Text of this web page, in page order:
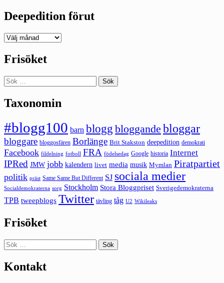
Deepedition förut
Deepedition
Frisöket
Sök
efter:
Taxonomin
#blogg100 barn blogg bloggande bloggar
bloggare bloggosfären Borlänge Brit Stakston deepedition demokrati
Facebook fildelning fotboll FRA födelsedag Google historia Internet
IPRed JMW jobb kalendern livet media musik Mymlan Piratpartiet
politik präst Same Same But Different SJ sociala medier
Socialdemokraterna sorg Stockholm Stora Bloggpriset Sverigedemokraterna
TPB tweepblogs Twitter tävling tåg U2 Wikileaks
Frisöket
Sök
efter:
Kontakt